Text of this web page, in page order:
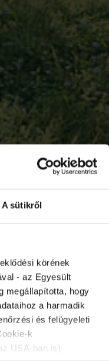
A sütikről
körének
- az Egyesült
megállapította, hogy
a harmadik
és felügyeleti
k
USA-ban is)